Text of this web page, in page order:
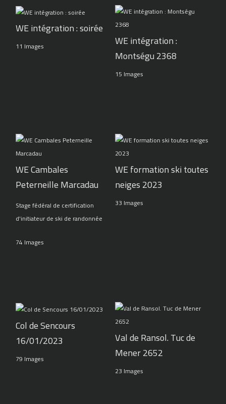
WE intégration : soirée
11 Images
WE intégration :
Montségu 2368
15 Images
WE Cambales
Peterneille Marcadau
Stage fédéral de certification
d'initiateur de ski de randonnée
74 Images
WE formation ski toutes
neiges 2023
33 Images
Col de Sencours
16/01/2023
79 Images
Val de Ransol. Tuc de
Mener 2652
23 Images